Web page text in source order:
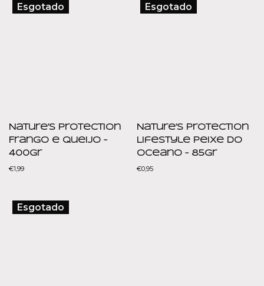
Esgotado
Nature’s Protection
Frango e Queijo –
400gr
€1,99
Esgotado
Nature’s Protection
Lifestyle Peixe do
Oceano – 85gr
€0,95
Esgotado